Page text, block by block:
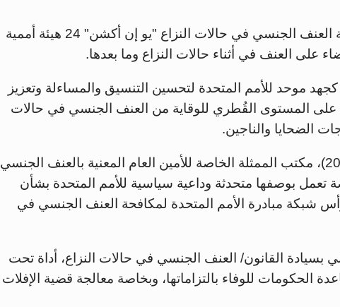
تجمع مبادرة الأمم المتحدة لمناهضة العنف الجنسي في حالات النزاع "يو إن أكشن" 24 هيئة أممية
على العنف في أثناء حالات النزاع وما بعدها.
دُشنت هذه المبادرة في عام 2007 كجهد موحد للأمم المتحدة لتحسين التنسيق والمساءلة وتعزيز
على المستوى القُطري للوقاية من العنف الجنسي في حالات
الضحايا والناجين.
وأنشأ قرار مجلس الأمن 1888 (2009)، مكتب الممثلة الخاصة للأمين العام المعنية بالعنف الجنسي
تعمل بوصفها متحدثة وداعية سياسية للأمم المتحدة بشأن
شبكة مبادرة الأمم المتحدة لمكافحة العنف الجنسي في
بسيادة القانون/ العنف الجنسي في حالات النزاع، أداة تحت
للوفاء بالتزاماتها، وبخاصة معالجة قضية الإفلات